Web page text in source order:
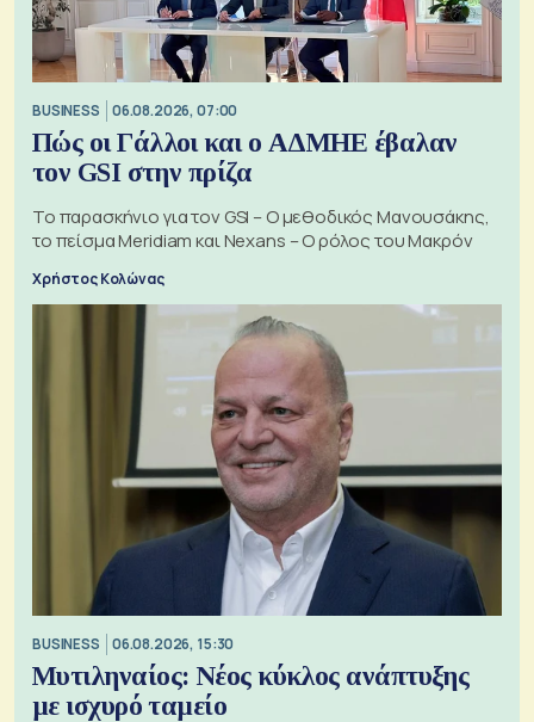
BUSINESS 06.08.2026, 07:00
Πώς οι Γάλλοι και ο ΑΔΜΗΕ έβαλαν
τον GSI στην πρίζα
Το παρασκήνιο για τον GSI – Ο μεθοδικός Μανουσάκης,
το πείσμα Meridiam και Nexans – Ο ρόλος του Μακρόν
Χρήστος Κολώνας
BUSINESS 06.08.2026, 15:30
Μυτιληναίος: Νέος κύκλος ανάπτυξης
με ισχυρό ταμείο